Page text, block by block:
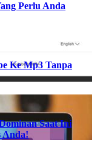
Perlu Anda
Ke Mp3 Tanpa
Saat Ini
Anda!